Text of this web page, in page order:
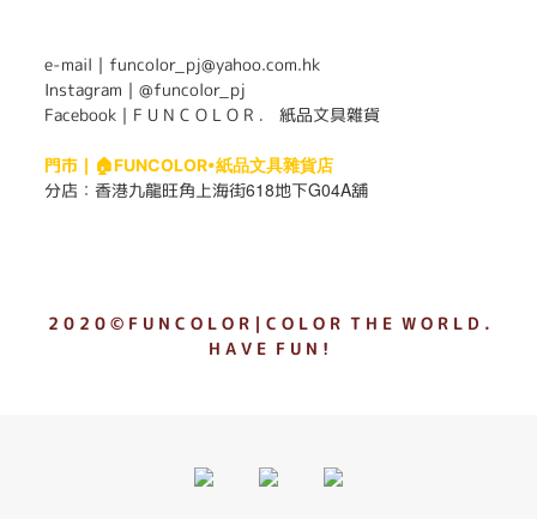
e-mail｜funcolor_pj@yahoo.com.hk
Instagram｜ @funcolor_pj
Facebook｜ F U N C O L O R ． 紙品文具雜貨
門市｜ 🏠FUNCOLOR•紙品文具雜貨店
分店： 香港九龍旺角上海街618地下G04A舖
2 0 2 0 © F U N C O L O R｜C O L O R T H E W O R L D .
H A V E F U N !